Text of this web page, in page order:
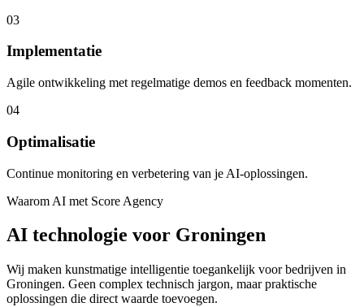
03
Implementatie
Agile ontwikkeling met regelmatige demos en feedback momenten.
04
Optimalisatie
Continue monitoring en verbetering van je AI-oplossingen.
Waarom AI met Score Agency
AI technologie voor Groningen
Wij maken kunstmatige intelligentie toegankelijk voor bedrijven in
Groningen. Geen complex technisch jargon, maar praktische
oplossingen die direct waarde toevoegen.